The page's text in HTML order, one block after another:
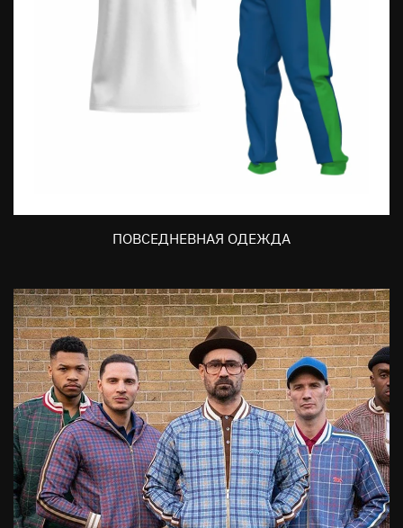
ПОВСЕДНЕВНАЯ ОДЕЖДА